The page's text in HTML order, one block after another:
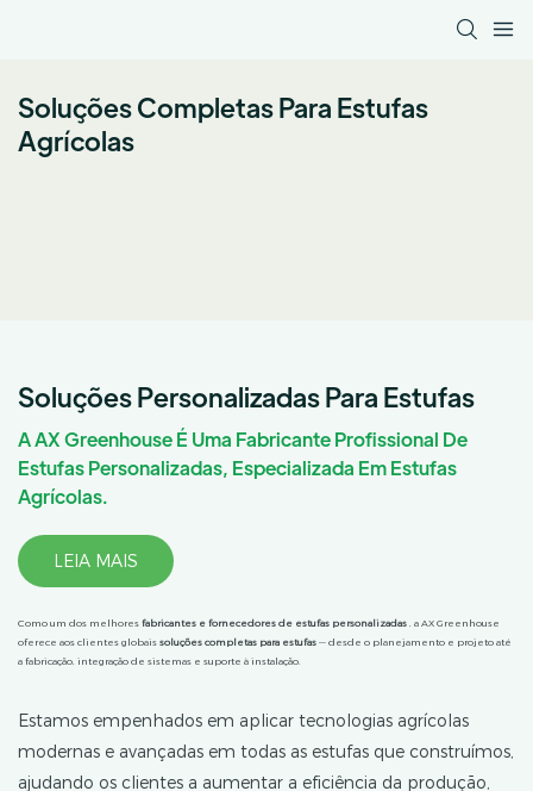
Soluções Completas Para Estufas
Agrícolas
Soluções Personalizadas Para Estufas
A AX Greenhouse É Uma Fabricante Profissional De
Estufas Personalizadas, Especializada Em Estufas
Agrícolas.
LEIA MAIS
Como um dos melhores fabricantes e fornecedores de estufas personalizadas , a AX Greenhouse
oferece aos clientes globais soluções completas para estufas — desde o planejamento e projeto até
a fabricação, integração de sistemas e suporte à instalação.
Estamos empenhados em aplicar tecnologias agrícolas
modernas e avançadas em todas as estufas que construímos,
ajudando os clientes a aumentar a eficiência da produção,